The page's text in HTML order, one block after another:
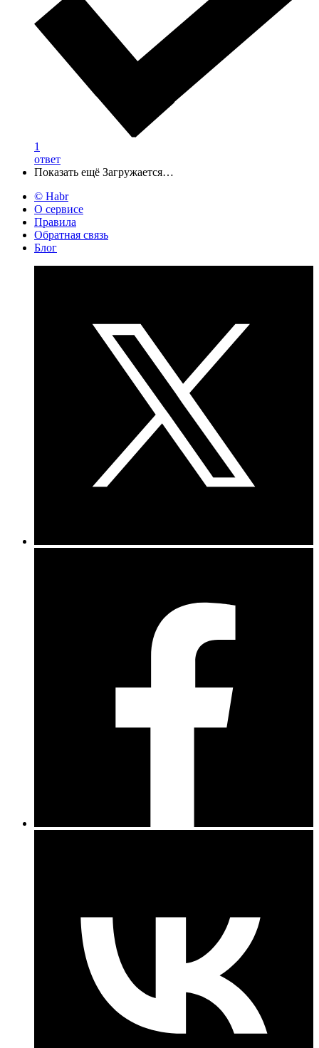
1
ответ
Показать ещё Загружается…
© Habr
О сервисе
Правила
Обратная связь
Блог